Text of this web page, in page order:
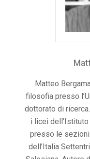
Matteo
filosofia presso
dottorato di
i licei
presso le
dell’Italia